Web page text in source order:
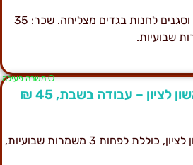
דרושים מוכרנים, אחמ"שים וסגנים לחנות בגדים מצליחה. שכר: 35
Ο משרה פעילה
מוכר/ת ביגוד נשי בראשון לציון – עבודה בשבת, 45 ₪
משרה בחנות בגדים בראשון לציון, כוללת לפחות 3 משמרות שבועיות,